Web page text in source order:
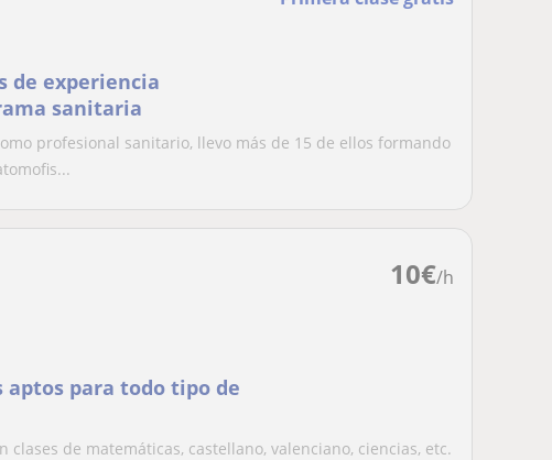
de experiencia
sanitaria
profesional sanitario, llevo más de 15 de ellos formando
10€/h
aptos para todo tipo de
de matemáticas, castellano, valenciano, ciencias, etc.